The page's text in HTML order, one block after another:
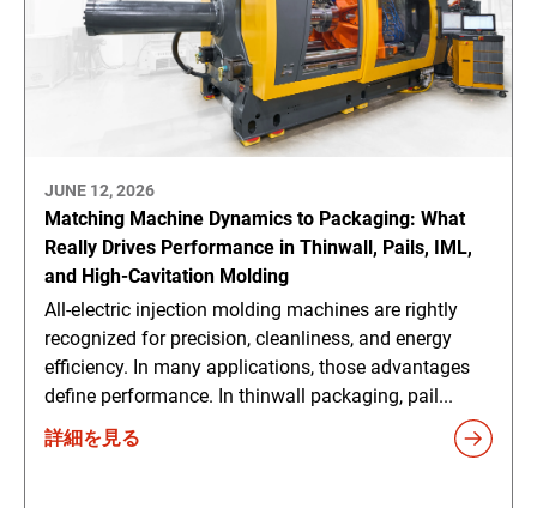
JUNE 12, 2026
Matching Machine Dynamics to Packaging: What
Really Drives Performance in Thinwall, Pails, IML,
and High-Cavitation Molding
All-electric injection molding machines are rightly
recognized for precision, cleanliness, and energy
efficiency. In many applications, those advantages
define performance. In thinwall packaging, pail...
詳細を見る